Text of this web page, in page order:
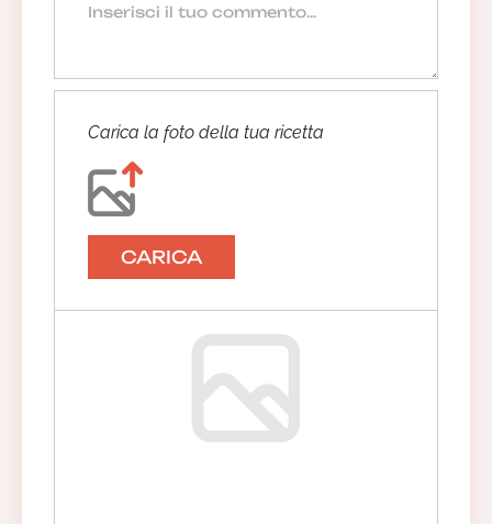
Carica la foto della tua ricetta
CARICA